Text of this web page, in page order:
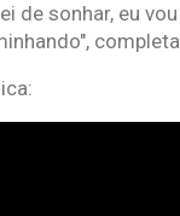
de sonhar, eu